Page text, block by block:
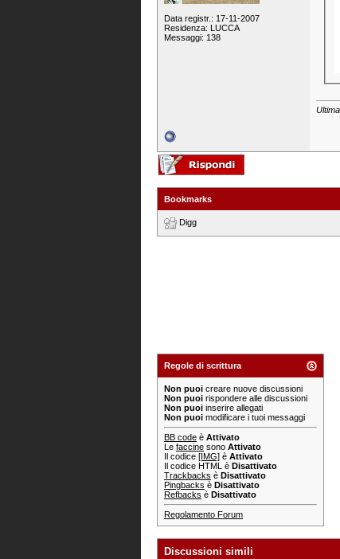
Data registr.: 17-11-2007
Residenza: LUCCA
Messaggi: 138
Bookmarks
Digg
Regole di scrittura
Non puoi creare nuove discussioni
Non puoi rispondere alle discussioni
Non puoi inserire allegati
Non puoi modificare i tuoi messaggi
BB code è Attivato
Le faccine sono Attivato
Il codice [IMG] è Attivato
Il codice HTML è Disattivato
Trackbacks è Disattivato
Pingbacks è Disattivato
Refbacks è Disattivato
Regolamento Forum
Discussioni simili